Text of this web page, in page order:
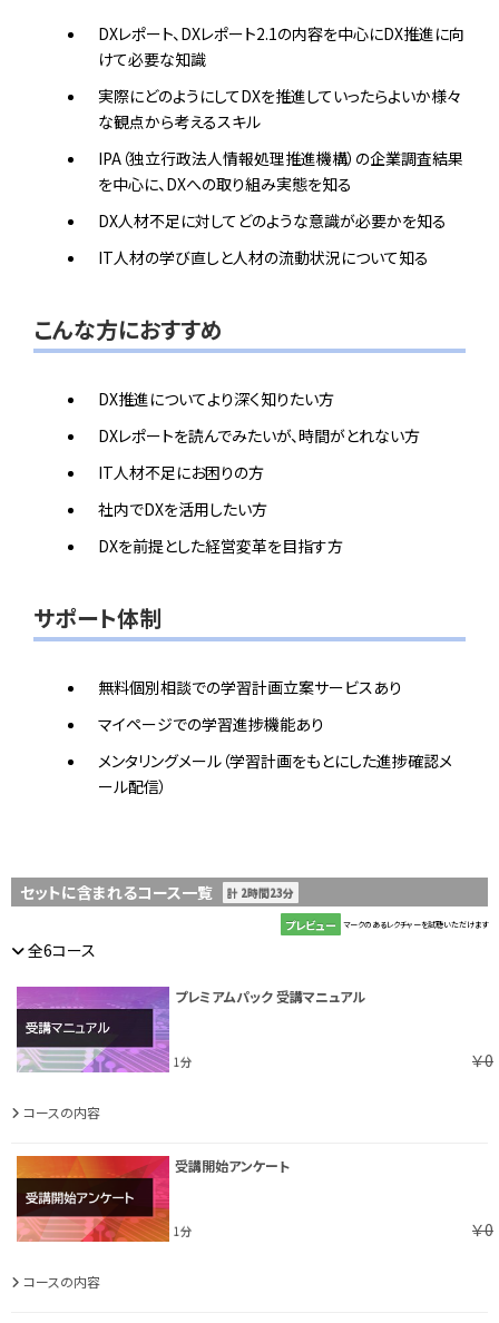
DXレポート、DXレポート2.1の内容を中心にDX推進に向
けて必要な知識
実際にどのようにしてDXを推進していったらよいか様々
な観点から考えるスキル
IPA（独立行政法人情報処理推進機構）の企業調査結果
を中心に、DXへの取り組み実態を知る
DX人材不足に対してどのような意識が必要かを知る
IT人材の学び直しと人材の流動状況について知る
こんな方におすすめ
DX推進についてより深く知りたい方
DXレポートを読んでみたいが、時間がとれない方
IT人材不足にお困りの方
社内でDXを活用したい方
DXを前提とした経営変革を目指す方
サポート体制
無料個別相談での学習計画立案サービスあり
マイページでの学習進捗機能あり
メンタリングメール（学習計画をもとにした進捗確認メ
ール配信）
セットに含まれるコース一覧 計 2時間23分
プレビュー マークのあるレクチャーを試聴いただけます
全6コース
プレミアムパック 受講マニュアル
1分 ￥0
コースの内容
受講開始アンケート
1分 ￥0
コースの内容